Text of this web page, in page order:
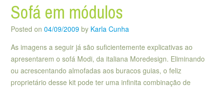
Sofá em módulos
Posted on 04/09/2009 by Karla Cunha
As imagens a seguir já são suficientemente explicativas ao
apresentarem o sofá Modi, da italiana Moredesign. Eliminando
ou acrescentando almofadas aos buracos guias, o feliz
proprietário desse kit pode ter uma infinita combinação de